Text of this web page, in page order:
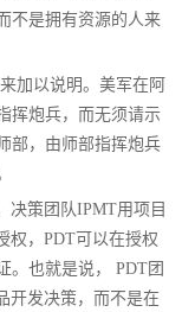
不是拥有资源的人来
加以说明。美军在阿
挥炮兵，而无须请示
部，由师部指挥炮兵
决策团队IPMT用项目
权，PDT可以在授权
。也就是说， PDT团
开发决策，而不是在